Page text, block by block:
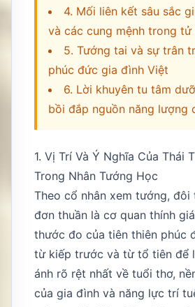
4. Mối liên kết sâu sắc
và các cung mệnh trong tử
5. Tướng tai và sự trân
phúc đức gia đình Việt
6. Lời khuyên tu tâm
bồi đắp nguồn năng lượng
1. Vị Trí Và Ý Nghĩa Của Thái
Trong Nhân Tướng Học
Theo cổ nhân xem tướng, đôi
đơn thuần là cơ quan thính
thước đo của tiên thiên phúc
từ kiếp trước và từ tổ tiên để
ánh rõ rệt nhất về tuổi thơ,
của gia đình và năng lực trí